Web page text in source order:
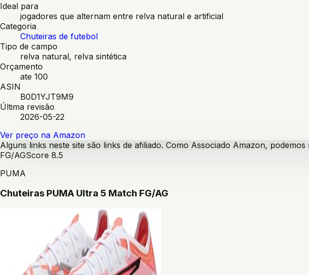
Ideal para
jogadores que alternam entre relva natural e artificial
Categoria
Chuteiras de futebol
Tipo de campo
relva natural, relva sintética
Orçamento
ate 100
ASIN
B0D1YJT9M9
Última revisão
2026-05-22
Ver preço na Amazon
Alguns links neste site são links de afiliado. Como Associado Amazon,
FG/AGScore 8.5
PUMA
Chuteiras PUMA Ultra 5 Match FG/AG